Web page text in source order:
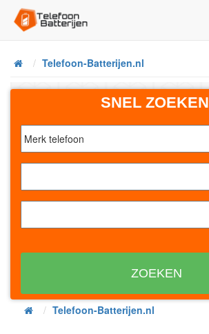
HomeTelefoon-Batterijen.nl
SNEL ZOEKEN
ZOEKEN
HomeTelefoon-Batterijen.nl